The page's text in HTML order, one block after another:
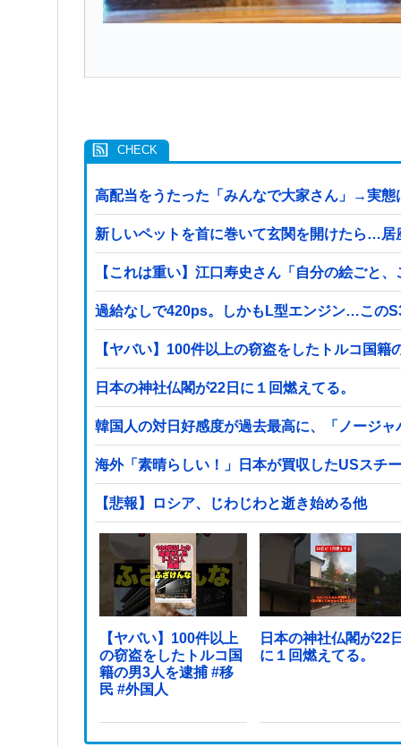
高配当をうたった「みんなで大家さん」→実態
新しいペットを首に巻いて玄関を開けたら…
【これは重い】江口寿史さん「自分の絵ごと
過給なしで420ps。しかもL型エンジン…この
日本の神社仏閣が22日に１回燃えてる。
韓国人の対日好感度が過去最高に、「ノージ
海外「素晴らしい！」日本が買収したUSスチ
【悲報】ロシア、じわじわと逝き始める他
【ヤバい】100件以上
の窃盗をしたトルコ国
籍の男3人を逮捕 #移
民 #外国人
日本の神社仏閣が22
に１回燃えてる。